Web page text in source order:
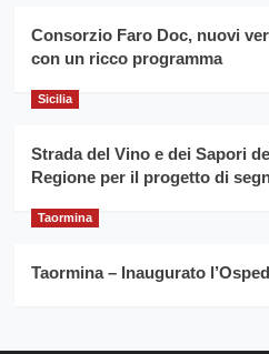
Consorzio Faro Doc, nuovi
con un ricco programma
Sicilia
Strada del Vino e dei Sapori
Regione per il progetto di
Taormina
Taormina – Inaugurato